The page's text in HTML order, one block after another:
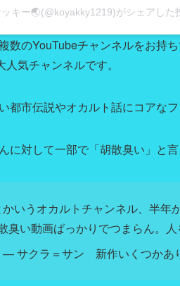
ッキー🌏(@koyakky1219)がシェアした
数のYouTubeチャンネルをお持
気チャンネルです。
都市伝説やオカルト話にコアな
に対して一部で「胡散臭い」と言
いうオカルトチャンネル、半
臭い動画ばっかりでつまらん。
— サクラ＝サン 新作いくつかあ